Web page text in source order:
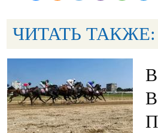
ЧИТАТЬ ТАКЖЕ: